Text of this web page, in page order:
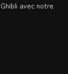
avec notre